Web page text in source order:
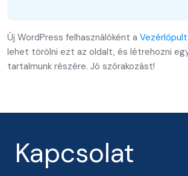
Új WordPress felhasználóként a Vezérlőpult
lehet törölni ezt az oldalt, és létrehozni
tartalmunk részére. Jó szórakozást!
Kapcsolat